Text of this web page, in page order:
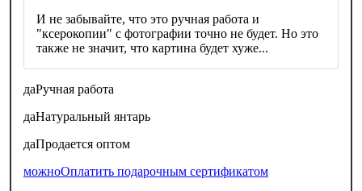
И не забывайте, что это ручная работа и
"ксерокопии" с фотографии точно не будет. Но это
также не значит, что картина будет хуже...
даРучная работа
даНатуральный янтарь
даПродается оптом
можноОплатить подарочным сертификатом